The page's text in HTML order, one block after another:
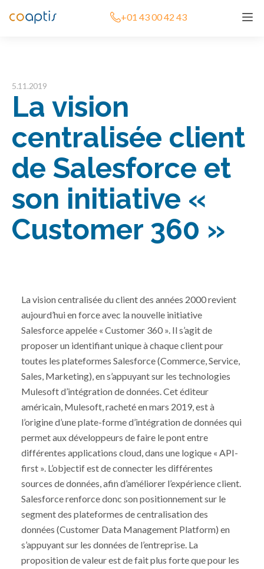
+01 43 00 42 43
5.11.2019
La vision
centralisée client
de Salesforce et
son initiative «
Customer 360 »
La vision centralisée du client des années 2000 revient
aujourd’hui en force avec la nouvelle initiative
Salesforce appelée « Customer 360 ». Il s’agit de
proposer un identifiant unique à chaque client pour
toutes les plateformes Salesforce (Commerce, Service,
Sales, Marketing), en s’appuyant sur les technologies
Mulesoft d’intégration de données. Cet éditeur
américain, Mulesoft, racheté en mars 2019, est à
l’origine d’une plate-forme d’intégration de données qui
permet aux développeurs de faire le pont entre
différentes applications cloud, dans une logique « API-
first ». L’objectif est de connecter les différentes
sources de données, afin d’améliorer l’expérience client.
Salesforce renforce donc son positionnement sur le
segment des plateformes de centralisation des
données (Customer Data Management Platform) en
s’appuyant sur les données de l’entreprise. La
proposition de valeur est de fait plus forte que pour les